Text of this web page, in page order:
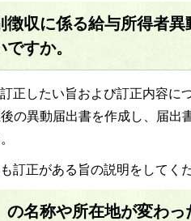
収に係る給与所得者
すか。
正したい旨および訂正内容に
の異動届出書を作成し、届出
訂正がある旨の説明をしてく
名称や所在地が変わ